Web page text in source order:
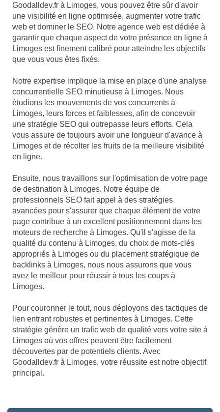
Goodalldev.fr à Limoges, vous pouvez être sûr d'avoir
une visibilité en ligne optimisée, augmenter votre trafic
web et dominer le SEO. Notre agence web est dédiée à
garantir que chaque aspect de votre présence en ligne à
Limoges est finement calibré pour atteindre les objectifs
que vous vous êtes fixés.
Notre expertise implique la mise en place d'une analyse
concurrentielle SEO minutieuse à Limoges. Nous
étudions les mouvements de vos concurrents à
Limoges, leurs forces et faiblesses, afin de concevoir
une stratégie SEO qui outrepasse leurs efforts. Cela
vous assure de toujours avoir une longueur d'avance à
Limoges et de récolter les fruits de la meilleure visibilité
en ligne.
Ensuite, nous travaillons sur l'optimisation de votre page
de destination à Limoges. Notre équipe de
professionnels SEO fait appel à des stratégies
avancées pour s'assurer que chaque élément de votre
page contribue à un excellent positionnement dans les
moteurs de recherche à Limoges. Qu'il s'agisse de la
qualité du contenu à Limoges, du choix de mots-clés
appropriés à Limoges ou du placement stratégique de
backlinks à Limoges, nous nous assurons que vous
avez le meilleur pour réussir à tous les coups à
Limoges.
Pour couronner le tout, nous déployons des tactiques de
lien entrant robustes et pertinentes à Limoges. Cette
stratégie génère un trafic web de qualité vers votre site à
Limoges où vos offres peuvent être facilement
découvertes par de potentiels clients. Avec
Goodalldev.fr à Limoges, votre réussite est notre objectif
principal.